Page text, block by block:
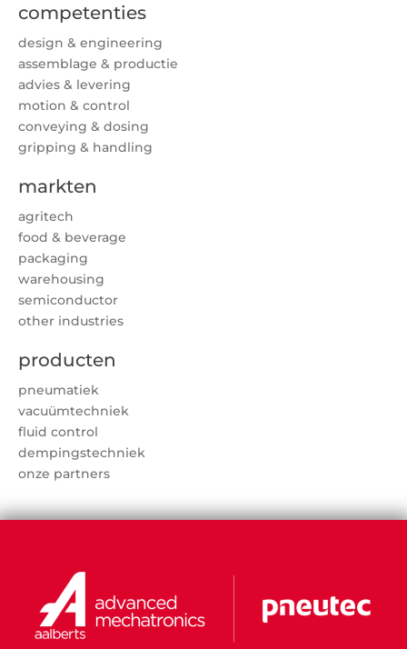
competenties
design & engineering
assemblage & productie
advies & levering
motion & control
conveying & dosing
gripping & handling
markten
agritech
food & beverage
packaging
warehousing
semiconductor
other industries
producten
pneumatiek
vacuümtechniek
fluid control
dempingstechniek
onze partners